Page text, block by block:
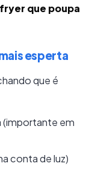
que poupa
esperta
que é
(importante em
conta de luz)